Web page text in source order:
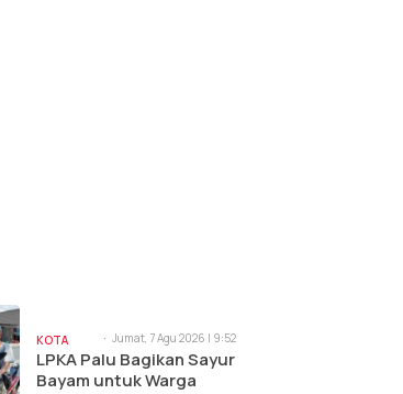
KOTA
PALU
Jumat, 7 Agu 2026 | 9:52
am
LPKA Palu Bagikan Sayur
Bayam untuk Warga